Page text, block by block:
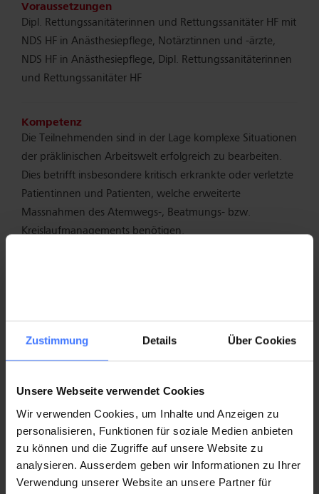
Zustimmung Details Über Cookies
Unsere Webseite verwendet Cookies
Wir verwenden Cookies, um Inhalte und Anzeigen zu
personalisieren, Funktionen für soziale Medien anbieten
zu können und die Zugriffe auf unsere Website zu
analysieren. Ausserdem geben wir Informationen zu Ihrer
Verwendung unserer Website an unsere Partner für
Voraussetzungen
Dipl. Rettungssanitäterinnen und Rettungssanitäter HF mit
NDS HF in Anästhesiepflege, Notärztinnen und -ärzte,
NDS HF in Anästhesiepflege, Dipl. Rettungssanitäterinnen
und Rettungssanitäter HF
Kompetenz
Die Teilnehmenden sind in der Lage komplexe Situationen
der präklinischen Arbeitswelt erfolgreich zu bearbeiten.
Dies betrifft insbesondere kritisch erkrankte oder verletzte
Patientinnen und Patienten, welche erweiterte
Massnahmen des Atemwegs-, Beatmungs- bzw.
Kreislaufmanagements benötigen.
inklusive einer formativen Wissensüberprüfung.
Niveau
Kursziele
Die Teilnehmenden
erkennen kritisch erkrankte oder verletzte Patientinnen